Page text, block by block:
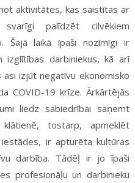
aktivitātes, kas saistītas ar
palīdzēt cilvēkiem
Šajā laikā īpaši nozīmīgi ir
darbiniekus, kā arī
asi izjūt negatīvu ekonomisko
COVID-19 krīze. Ārkārtējās
liedz sabiedrībai saņemt
tostarp, apmeklēt
ir apturēta kultūras
darbība. Tādēļ ir jo īpaši
profesionāļu un darbinieku